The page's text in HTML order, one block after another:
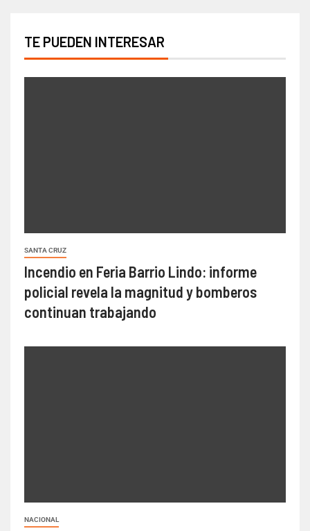
TE PUEDEN INTERESAR
SANTA CRUZ
Incendio en Feria Barrio Lindo: informe
policial revela la magnitud y bomberos
continuan trabajando
NACIONAL